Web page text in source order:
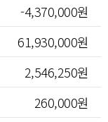
-4,370,000원
61,930,000원
2,546,250원
260,000원